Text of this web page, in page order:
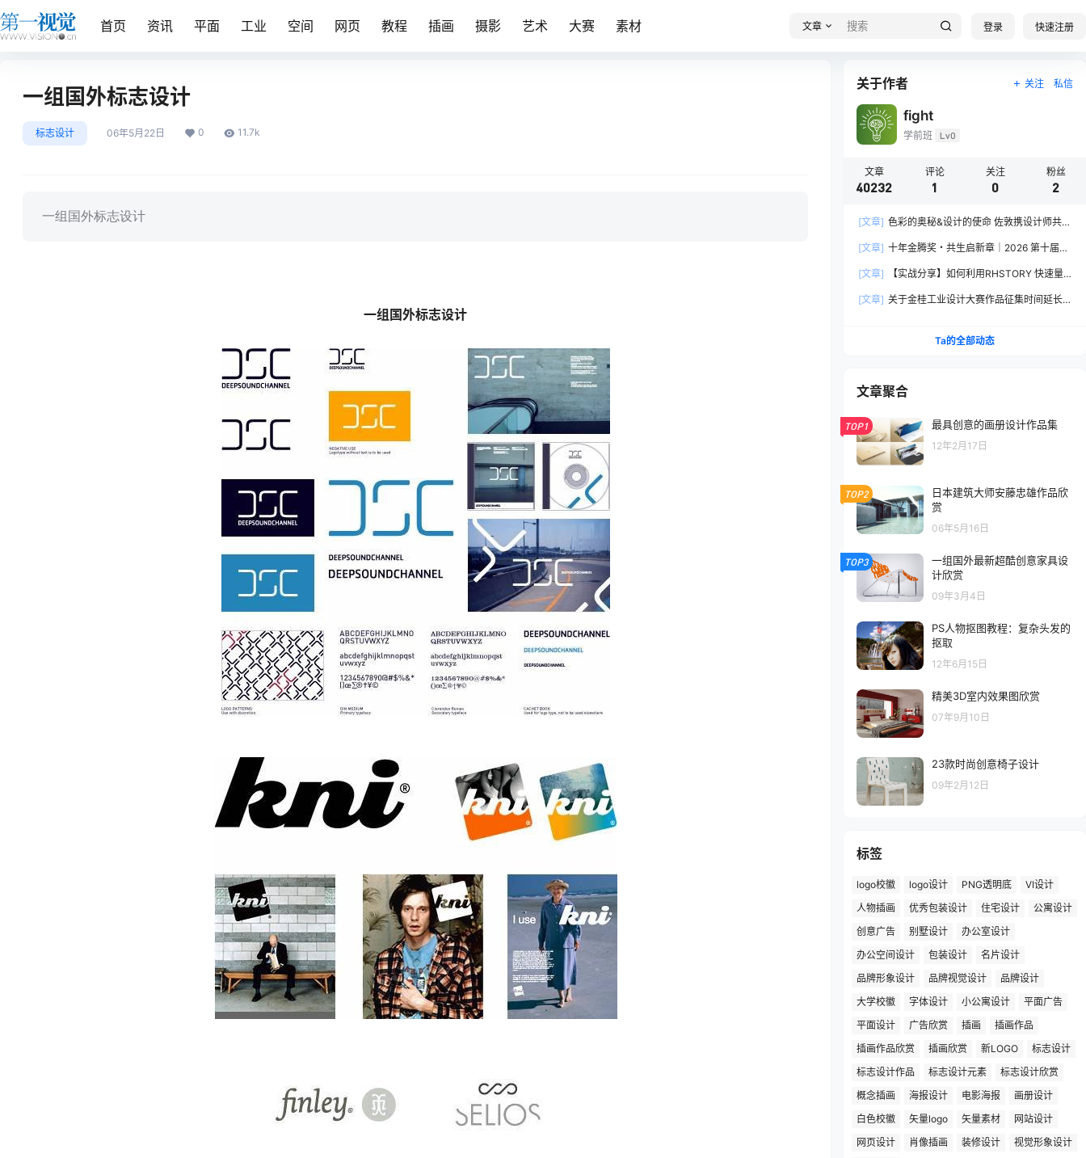
首页 资讯 平面 工业 空间 网页 教程 插画 摄影 艺术 大赛 素材 文章 登录 快速注册
一组国外标志设计
标志设计 06年5月22日 0 11.7k
一组国外标志设计
一组国外标志设计
关于作者 关注 私信
fight
学前班 Lv0
文章
40232
评论
1
关注
0
粉丝
2
[文章] 色彩的奥秘&设计的使命 佐敦携设计师共探
[文章] 十年金腾奖・共生启新章｜2026 第十届金
[文章]
【实战分享】如何利用RHSTORY 快速量
[文章] 关于金桂工业设计大赛作品征集时间延长
Ta的全部动态
文章聚合
TOP1 最具创意的画册设计作品集
12年2月17日
TOP2
日本建筑大师安藤忠雄作品欣
赏
06年5月16日
TOP3
一组国外最新超酷创意家具设
计欣赏
09年3月4日
PS人物抠图教程：复杂头发的
抠取
12年6月15日
精美3D室内效果图欣赏
07年9月10日
23款时尚创意椅子设计
09年2月12日
标签
logo校徽 logo设计 PNG透明底
VI设计
人物插画
优秀包装设计 住宅设计
公寓设计
创意广告
别墅设计
办公室设计
办公空间设计
包装设计
名片设计
品牌形象设计
品牌视觉设计
品牌设计
大学校徽
字体设计 小公寓设计
平面广告
平面设计
广告欣赏 插画
插画作品
插画作品欣赏
插画欣赏 新LOGO
标志设计
标志设计作品
标志设计元素
标志设计欣赏
概念插画
海报设计 电影海报
画册设计
白色校徽
矢量logo 矢量素材
网站设计
网页设计
肖像插画 装修设计
视觉形象设计